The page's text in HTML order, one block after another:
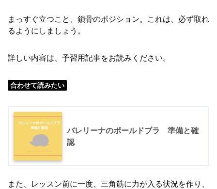
まっすぐ立つこと、鎖骨のポジション。これは、必ず取れ
るようにしましょう。
詳しい内容は、予習用記事をお読みください。
合わせて読みたい
バレリーナのポールドブラ 準備と確
認
また、レッスン前に一度、三角筋に力が入る状況を作り、